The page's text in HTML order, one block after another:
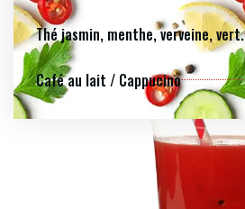
Thé jasmin, menthe, verveine, vert.
Café au lait / Cappucino